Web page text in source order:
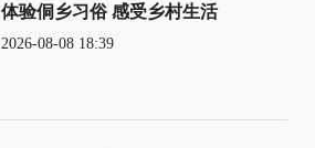
体验侗乡习俗 感受乡村生活
2026-08-08 18:39